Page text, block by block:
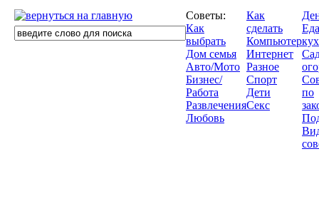
Советы:
Как
выбрать
Дом семья
Авто/Мото
Бизнес/
Работа
Развлечения
Любовь
Как
сделать
Компьютер
Интернет
Разное
Спорт
Дети
Секс
по